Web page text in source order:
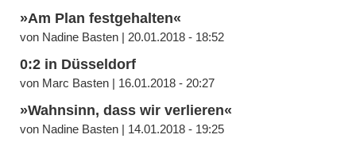
»Am Plan festgehalten«
von Nadine Basten | 20.01.2018 - 18:52
0:2 in Düsseldorf
von Marc Basten | 16.01.2018 - 20:27
»Wahnsinn, dass wir verlieren«
von Nadine Basten | 14.01.2018 - 19:25